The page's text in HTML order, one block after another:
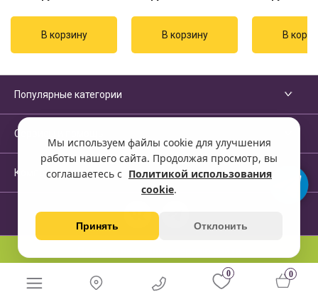
Мы используем файлы cookie для улучшения
работы нашего сайта. Продолжая просмотр, вы
соглашаетесь с Политикой использования
cookie.
Принять Отклонить
Популярные категории
Сервисы и помощь
Компания
0 0